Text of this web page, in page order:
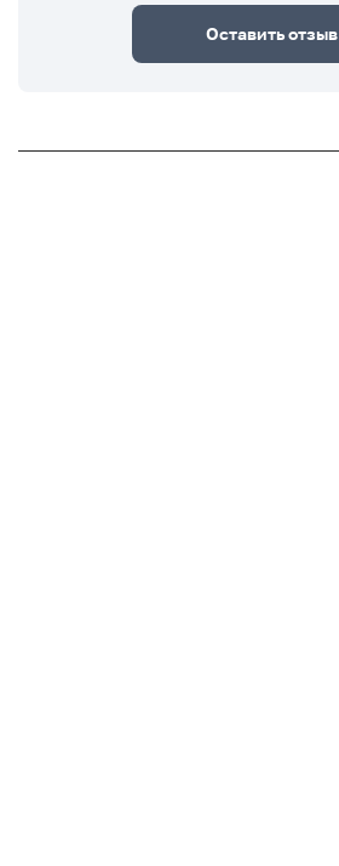
Оставить отзыв